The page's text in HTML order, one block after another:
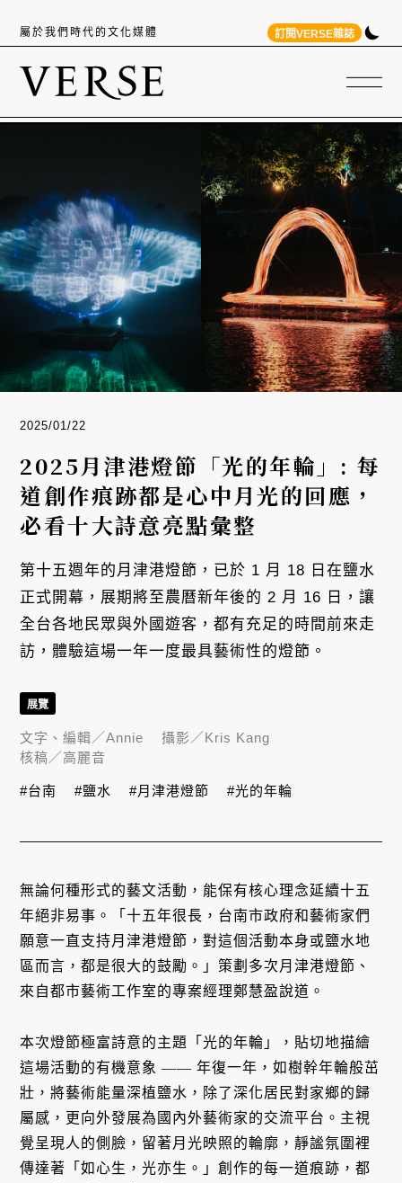
屬於我們時代的文化媒體 訂閱VERSE雜誌
2025/01/22
2025月津港燈節「光的年輪」: 每
道創作痕跡都是心中月光的回應，
必看十大詩意亮點彙整
第十五週年的月津港燈節，已於 1 月 18 日在鹽水
正式開幕，展期將至農曆新年後的 2 月 16 日，讓
全台各地民眾與外國遊客，都有充足的時間前來走
訪，體驗這場一年一度最具藝術性的燈節。
無論何種形式的藝文活動，能保有核心理念延續十五
年絕非易事。「十五年很長，台南市政府和藝術家們
願意一直支持月津港燈節，對這個活動本身或鹽水地
區而言，都是很大的鼓勵。」策劃多次月津港燈節、
來自都市藝術工作室的專案經理鄭慧盈說道。
本次燈節極富詩意的主題「光的年輪」，貼切地描繪
這場活動的有機意象 —— 年復一年，如樹幹年輪般茁
壯，將藝術能量深植鹽水，除了深化居民對家鄉的歸
屬感，更向外發展為國內外藝術家的交流平台。主視
覺呈現人的側臉，留著月光映照的輪廓，靜謐氛圍裡
傳達著「如心生，光亦生。」創作的每一道痕跡，都
展覽
文字、編輯／Annie 攝影／Kris Kang
核稿／高麗音
#台南 #鹽水 #月津港燈節 #光的年輪